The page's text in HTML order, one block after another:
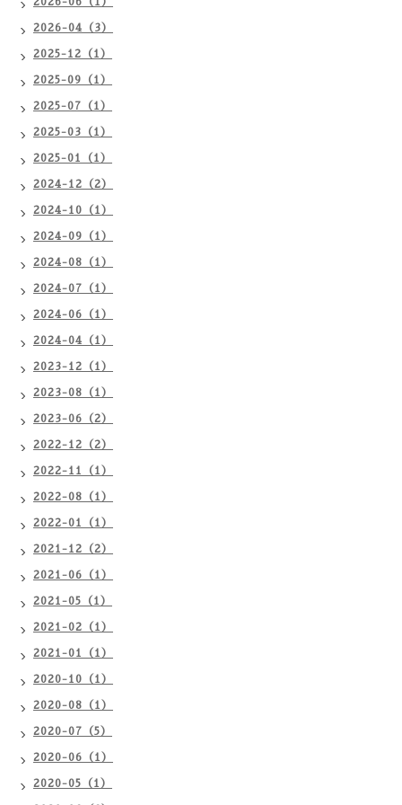
2026-04（3）
2025-12（1）
2025-09（1）
2025-07（1）
2025-03（1）
2025-01（1）
2024-12（2）
2024-10（1）
2024-09（1）
2024-08（1）
2024-07（1）
2024-06（1）
2024-04（1）
2023-12（1）
2023-08（1）
2023-06（2）
2022-12（2）
2022-11（1）
2022-08（1）
2022-01（1）
2021-12（2）
2021-06（1）
2021-05（1）
2021-02（1）
2021-01（1）
2020-10（1）
2020-08（1）
2020-07（5）
2020-06（1）
2020-05（1）